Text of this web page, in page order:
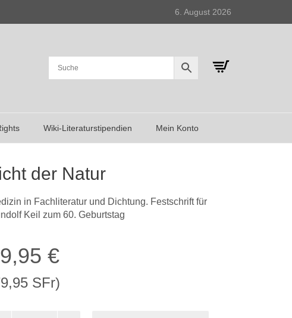
6. August 2026
Wiki-Literaturstipendien Mein Konto
der Natur
in Fachliteratur und Dichtung. Festschrift für
Keil zum 60. Geburtstag
€
SFr)